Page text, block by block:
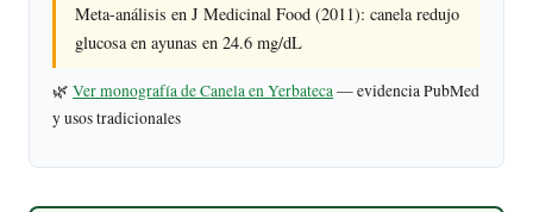
Meta-análisis en J Medicinal Food (2011): canela redujo
glucosa en ayunas en 24.6 mg/dL
🌿Ver monografía de Canela en Yerbateca— evidencia PubMed
y usos tradicionales